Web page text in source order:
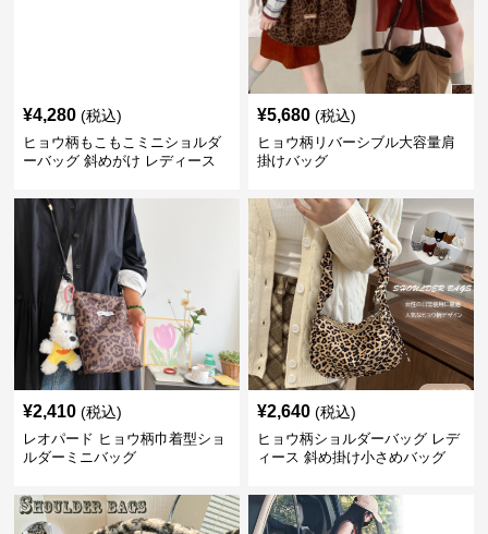
¥4,280 (税込)
ヒョウ柄もこもこミニショルダ
ーバッグ 斜めがけ レディース
¥5,680 (税込)
ヒョウ柄リバーシブル大容量肩
掛けバッグ
¥2,410 (税込)
レオパード ヒョウ柄巾着型ショ
ルダーミニバッグ
¥2,640 (税込)
ヒョウ柄ショルダーバッグ レデ
ィース 斜め掛け小さめバッグ